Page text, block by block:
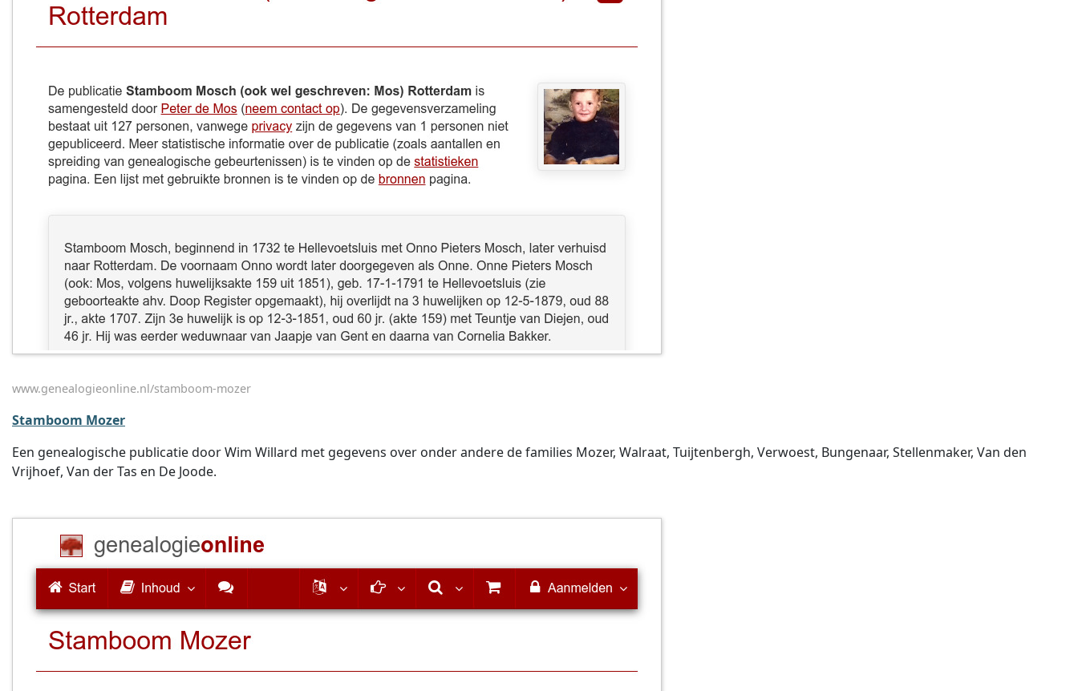
www.genealogieonline.nl/stamboom-mozer
Stamboom Mozer
Een genealogische publicatie door Wim Willard met gegevens over onder andere de families Mozer, Walraat, Tuijtenbergh, Verwoest, Bungenaar, Stellenmaker, Van den
Vrijhoef, Van der Tas en De Joode.